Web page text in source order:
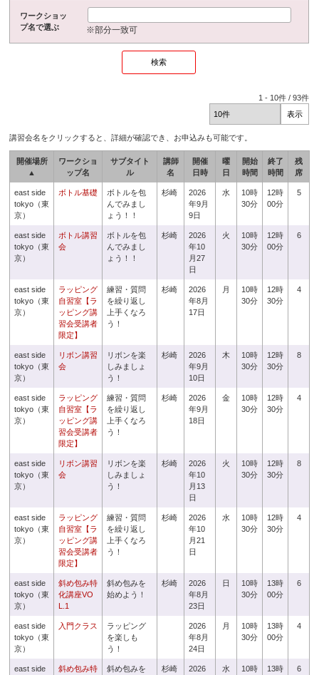
ワークショッ
プ名で選ぶ
※部分一致可
1 - 10件 /93件
講習会名をクリックすると、詳細が確認でき、お申込みも可能です。
開催場所
▲
ワークショ
ップ名
サブタイト
ル
講師
名
開催
日時
曜
日
開始
時間
終了
時間
残
席
east side
tokyo（東
京）
ボトル基礎
ボトルを包
んでみまし
ょう！！
杉崎
2026
年9月
9日
水
10時
30分
12時
00分
5
east side
tokyo（東
京）
ボトル講習
会
ボトルを包
んでみまし
ょう！！
杉崎
2026
年10
月27
日
火
10時
30分
12時
00分
6
east side
tokyo（東
京）
ラッピング
自習室【ラ
ッピング講
習会受講者
限定】
練習・質問
を繰り返し
上手くなろ
う！
杉崎
2026
年8月
17日
月
10時
30分
12時
30分
4
east side
tokyo（東
京）
リボン講習
会
リボンを楽
しみましょ
う！
杉崎
2026
年9月
10日
木
10時
30分
12時
30分
8
east side
tokyo（東
京）
ラッピング
自習室【ラ
ッピング講
習会受講者
限定】
練習・質問
を繰り返し
上手くなろ
う！
杉崎
2026
年9月
18日
金
10時
30分
12時
30分
4
east side
tokyo（東
京）
リボン講習
会
リボンを楽
しみましょ
う！
杉崎
2026
年10
月13
日
火
10時
30分
12時
30分
8
east side
tokyo（東
京）
ラッピング
自習室【ラ
ッピング講
習会受講者
限定】
練習・質問
を繰り返し
上手くなろ
う！
杉崎
2026
年10
月21
日
水
10時
30分
12時
30分
4
east side
tokyo（東
京）
斜め包み特
化講座VO
L.1
斜め包みを
始めよう！
杉崎
2026
年8月
23日
日
10時
30分
13時
00分
6
east side
tokyo（東
京）
入門クラス
ラッピング
を楽しも
う！
2026
年8月
24日
月
10時
30分
13時
00分
4
east side
斜め包み特
斜め包みを
杉崎
2026
水
10時
13時
6